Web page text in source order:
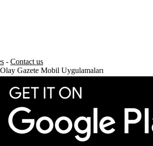
- Contact us
Olay Gazete Mobil Uygulamaları